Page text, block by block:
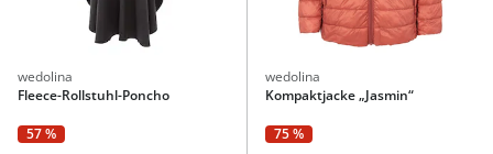
wedolina
Fleece-Rollstuhl-Poncho
57 %
wedolina
Kompaktjacke „Jasmin“
75 %